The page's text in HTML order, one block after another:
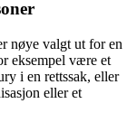
nøye valgt ut for en
eksempel være et
i en rettssak, eller
eller et